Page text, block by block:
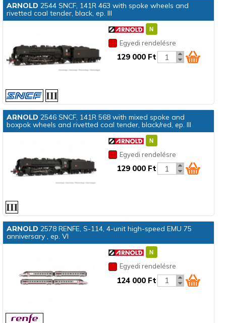
ARNOLD 2544 SNCF, 141R 463 with spoke wheels and
rivetted coal tender, black, ep. III
Egyedi rendelésre
129 000 Ft
ARNOLD 2546 SNCF, 141R 568 with mixed spoke and
boxpok wheels and rivetted coal tender, black/red, ep. III
Egyedi rendelésre
129 000 Ft
ARNOLD 2578 RENFE, S-114, 4-unit high-speed EMU 75
anniversary , ep. VI
Egyedi rendelésre
124 000 Ft